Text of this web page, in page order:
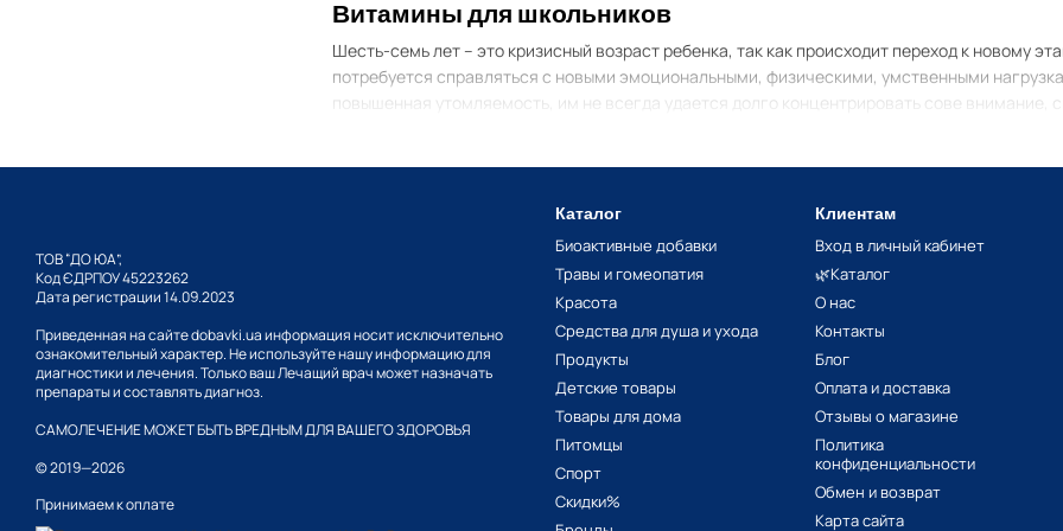
Витамины для школьников
Шесть-семь лет – это кризисный возраст ребенка, так как происходит переход к новому
потребуется справляться с новыми эмоциональными, физическими, умственными
повышенная утомляемость, им не всегда удается долго концентрировать сове внимание,
На каждом этапе своего роста ребенок нуждается в дополнительных источниках
Чтобы понять, какие элементы требуются ребенку школьного возраста, следует
главных параметров при подборе комплексных препаратов можно назвать отсутствие
Помимо этого, следует понимать, какие именно витамины для мозга и памяти для детей
такой комплекс, который способен восполнить дефицит недостающих компонентов.
Хорошие витамины для школьников
Если регулярно принимать витамины для мозга и памяти для детей
то в итоге можно
ребенок гораздо лучше запоминает, усваивает учебный материал;
отличается высоким уровнем интеллекта;
хорошо концентрирует внимание;
ТОВ “ДО ЮА”,
Код ЄДРПОУ 45223262
Дата регистрации 14.09.2023
Приведенная на сайте dobavki.ua информация носит исключительно
ознакомительный характер. Не используйте нашу информацию для
диагностики и лечения. Только ваш Лечащий врач может назначать
препараты и составлять диагноз.
САМОЛЕЧЕНИЕ МОЖЕТ БЫТЬ ВРЕДНЫМ ДЛЯ ВАШЕГО ЗДОРОВЬЯ
© 2019—2026
Принимаем к оплате
Каталог
Биоактивные добавки
Травы и гомеопатия
Красота
Средства для душа и ухода
Продукты
Детские товары
Товары для дома
Питомцы
Спорт
Скидки%
Клиентам
Вход в личный кабинет
🌿Каталог
О нас
Контакты
Блог
Оплата и доставка
Отзывы о магазине
Политика
конфиденциальности
Обмен и возврат
Карта сайта